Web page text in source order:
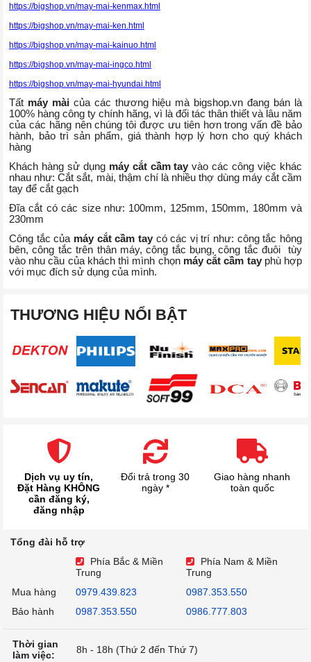
https://bigshop.vn/may-mai-kenmax.html
https://bigshop.vn/may-mai-ken.html
https://bigshop.vn/may-mai-kainuo.html
https://bigshop.vn/may-mai-ingco.html
https://bigshop.vn/may-mai-hyundai.html
Tất máy màicủa các thương hiệu mà bigshop.vn đang bán là
100% hàng công ty chính hãng, vì là đối tác thân thiết và lâu năm
của các hãng nên chúng tôi được ưu tiên hơn trong vấn đề bảo
hành, bảo trì sản phẩm, giá thành hợp lý hơn cho quý khách
hàng
Khách hàng sử dụng máy cắt cầm tay vào các công việc khác
nhau như: Cắt sắt, mài, thậm chí là nhiều thợ dùng máy cắt cầm
tay để cắt gạch
Đĩa cắt có các size như: 100mm, 125mm, 150mm, 180mm và
230mm
Công tắc của máy cắt cầm taycó các vị trí như: công tắc hông
bên, công tắc trên thân máy, công tắc bụng, công tắc đuôi tùy
vào nhu cầu của khách thì mình chọn máy cắt cầm tayphù hợp
với mục đích sử dụng của mình.
THƯƠNG HIỆU NỔI BẬT
Dịch vụ uy tín,
Đặt Hàng KHÔNG
cần đăng ký,
đăng nhập
Đổi trả trong 30
ngày *
Giao hàng nhanh
toàn quốc
Tổng đài hỗ trợ
Phía Bắc & Miền
Trung
Phía Nam & Miền
Trung
Mua hàng
0979.439.823
0987.353.550
Bảo hành
0987.353.550 0986.777.803
Thời gian
làm việc:
8h - 18h (Thứ 2 đến Thứ 7)